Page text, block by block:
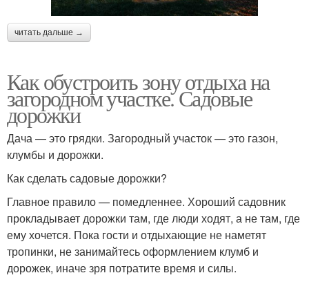
читать дальше →
Как обустроить зону отдыха на
загородном участке. Садовые
дорожки
Дача — это грядки. Загородный участок — это газон,
клумбы и дорожки.
Как сделать садовые дорожки?
Главное правило — помедленнее. Хороший садовник
прокладывает дорожки там, где люди ходят, а не там, где
ему хочется. Пока гости и отдыхающие не наметят
тропинки, не занимайтесь оформлением клумб и
дорожек, иначе зря потратите время и силы.